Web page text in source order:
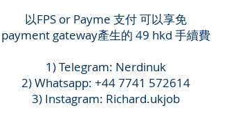
​以FPS or Payme 支付 可以享免
​payment gateway產生的 49 hkd 手續費
1) Telegram: Nerdinuk
2) Whatsapp: +44 7741 572614
3) Instagram: Richard.ukjob